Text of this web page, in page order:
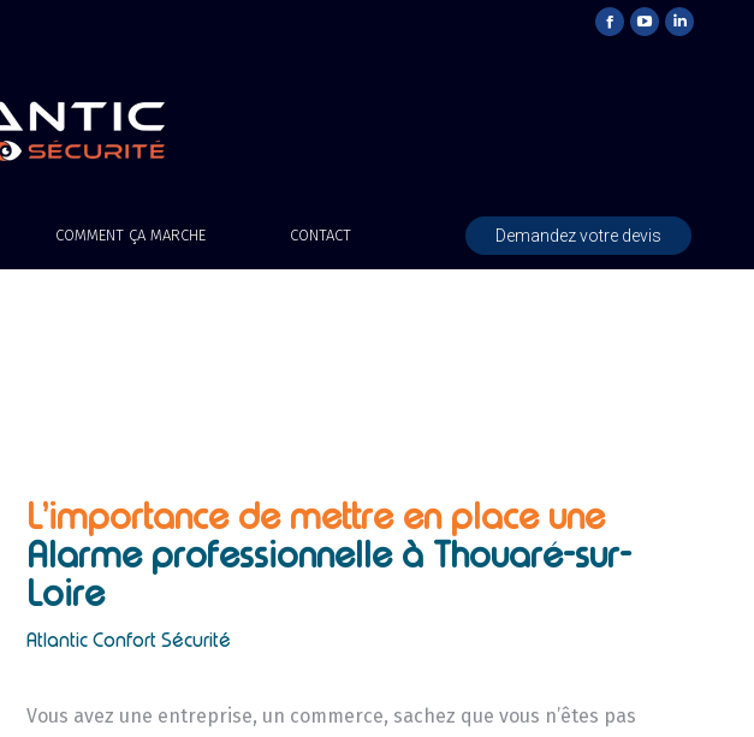
COMMENT ÇA MARCHE CONTACT Demandez votre devis
L’importance de mettre en place une
Alarme professionnelle à Thouaré-sur-
Loire
Atlantic Confort Sécurité
Vous avez une entreprise, un commerce, sachez que vous n’êtes pas